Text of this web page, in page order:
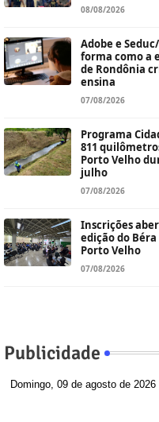
08/08/2026
Adobe e
forma como a
de Rondônia
ensina
07/08/2026
Programa
811
Porto Velho
julho
07/08/2026
Inscrições
edição do
Porto Velho
07/08/2026
Publicidade
Domingo, 09 de agosto de 2026